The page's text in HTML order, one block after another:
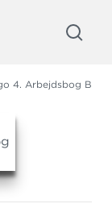
4. Arbejdsbog B